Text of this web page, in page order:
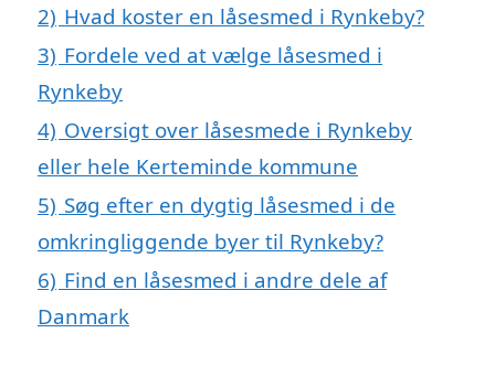
2) Hvad koster en låsesmed i Rynkeby?
3) Fordele ved at vælge låsesmed i
Rynkeby
4) Oversigt over låsesmede i Rynkeby
eller hele Kerteminde kommune
5) Søg efter en dygtig låsesmed i de
omkringliggende byer til Rynkeby?
6) Find en låsesmed i andre dele af
Danmark